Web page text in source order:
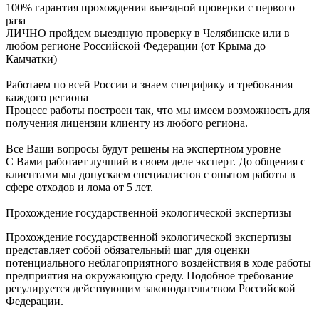
100% гарантия прохождения выездной проверки с первого
раза
ЛИЧНО пройдем выездную проверку в Челябинске или в
любом регионе Российской Федерации (от Крыма до
Камчатки)
Работаем по всей России и знаем специфику и требования
каждого региона
Процесс работы построен так, что мы имеем возможность для
получения лицензии клиенту из любого региона.
Все Ваши вопросы будут решены на экспертном уровне
С Вами работает лучший в своем деле эксперт. До общения с
клиентами мы допускаем специалистов с опытом работы в
сфере отходов и лома от 5 лет.
Прохождение государственной экологической экспертизы
Прохождение государственной экологической экспертизы
представляет собой обязательный шаг для оценки
потенциального неблагоприятного воздействия в ходе работы
предприятия на окружающую среду. Подобное требование
регулируется действующим законодательством Российской
Федерации.